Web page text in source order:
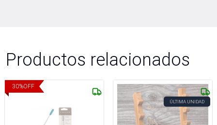
Productos relacionados
30%OFF
ÚLTIMA UNIDAD